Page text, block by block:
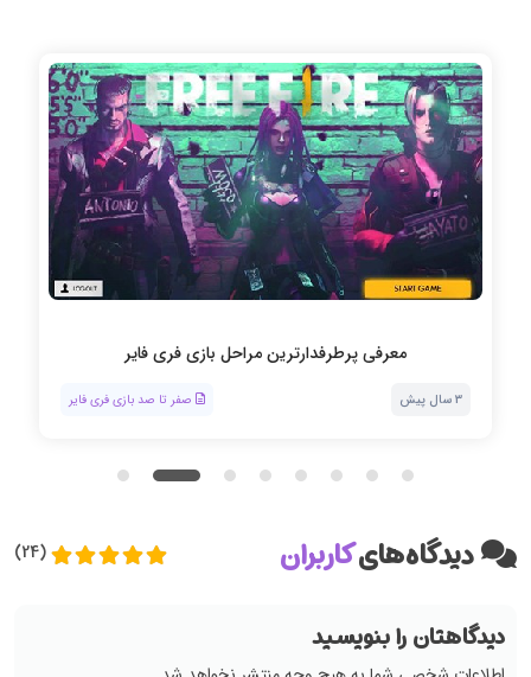
معرفی پرطرفدارترین مراحل بازی فری فایر
3 سال پیش صفر تا صد بازی فری فایر
دیدگاه‌هایکاربران (24)
دیدگاهتان را بنویسید